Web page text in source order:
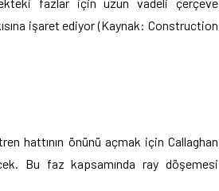
işaret ediyor (Kaynak: Construction
hattının önünü açmak için Callaghan
Bu faz kapsamında ray döşemesi